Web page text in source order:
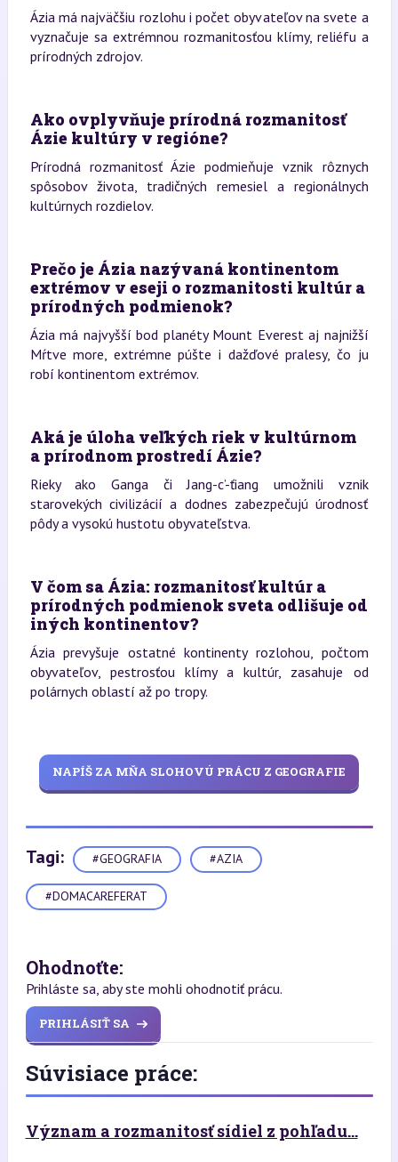
Ázia má najväčšiu rozlohu i počet obyvateľov na svete a
vyznačuje sa extrémnou rozmanitosťou klímy, reliéfu a
prírodných zdrojov.
Ako ovplyvňuje prírodná rozmanitosť
Ázie kultúry v regióne?
Prírodná rozmanitosť Ázie podmieňuje vznik rôznych
spôsobov života, tradičných remesiel a regionálnych
kultúrnych rozdielov.
Prečo je Ázia nazývaná kontinentom
extrémov v eseji o rozmanitosti kultúr a
prírodných podmienok?
Ázia má najvyšší bod planéty Mount Everest aj najnižší
Mŕtve more, extrémne púšte i dažďové pralesy, čo ju
robí kontinentom extrémov.
Aká je úloha veľkých riek v kultúrnom
a prírodnom prostredí Ázie?
Rieky ako Ganga či Jang-c’-ťiang umožnili vznik
starovekých civilizácií a dodnes zabezpečujú úrodnosť
pôdy a vysokú hustotu obyvateľstva.
V čom sa Ázia: rozmanitosť kultúr a
prírodných podmienok sveta odlišuje od
iných kontinentov?
Ázia prevyšuje ostatné kontinenty rozlohou, počtom
obyvateľov, pestrosťou klímy a kultúr, zasahuje od
polárnych oblastí až po tropy.
NAPÍŠ ZA MŇA SLOHOVÚ PRÁCU Z GEOGRAFIE
Tagi: #GEOGRAFIA #AZIA
#DOMACAREFERAT
Ohodnoťte:
Prihláste sa, aby ste mohli ohodnotiť prácu.
PRIHLÁSIŤ SA
Súvisiace práce:
Význam a rozmanitosť sídiel z pohľadu...